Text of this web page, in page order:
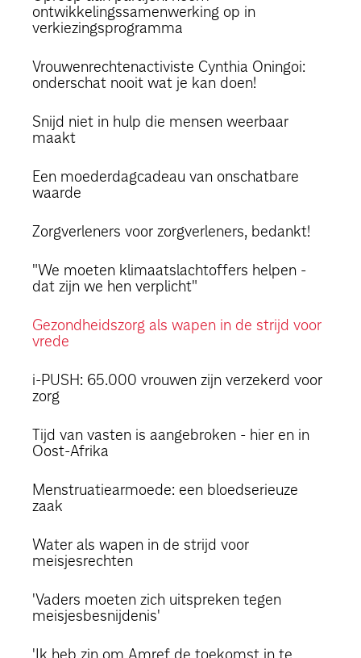
ontwikkelingssamenwerking op in
verkiezingsprogramma
Vrouwenrechtenactiviste Cynthia Oningoi:
onderschat nooit wat je kan doen!
Snijd niet in hulp die mensen weerbaar
maakt
Een moederdagcadeau van onschatbare
waarde
Zorgverleners voor zorgverleners, bedankt!
"We moeten klimaatslachtoffers helpen -
dat zijn we hen verplicht"
Gezondheidszorg als wapen in de strijd voor
vrede
i-PUSH: 65.000 vrouwen zijn verzekerd voor
zorg
Tijd van vasten is aangebroken - hier en in
Oost-Afrika
Menstruatiearmoede: een bloedserieuze
zaak
Water als wapen in de strijd voor
meisjesrechten
'Vaders moeten zich uitspreken tegen
meisjesbesnijdenis'
'Ik heb zin om Amref de toekomst in te